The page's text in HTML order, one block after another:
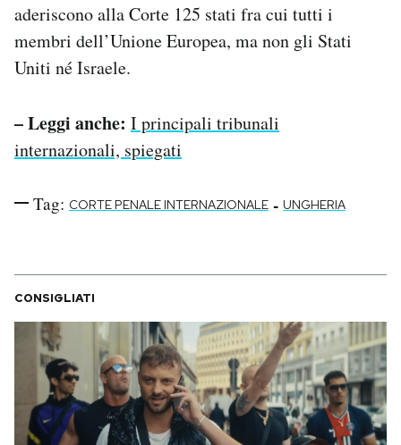
aderiscono alla Corte 125 stati fra cui tutti i
membri dell’Unione Europea, ma non gli Stati
Uniti né Israele.
– Leggi anche: I principali tribunali
internazionali, spiegati
Tag: CORTE PENALE INTERNAZIONALE - UNGHERIA
CONSIGLIATI